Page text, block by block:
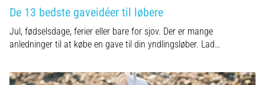
De 13 bedste gaveidéer til løbere
Jul, fødselsdage, ferier eller bare for sjov. Der er mange
anledninger til at købe en gave til din yndlingsløber. Lad…